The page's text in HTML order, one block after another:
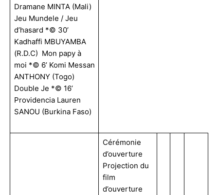
Dramane MINTA (Mali)
Jeu Mundele / Jeu
d’hasard *© 30’
Kadhaffi MBUYAMBA
(R.D.C) Mon papy à
moi *© 6’ Komi Messan
ANTHONY (Togo)
Double Je *© 16’
Providencia Lauren
SANOU (Burkina Faso)
Cérémonie
d’ouverture
Projection du
film
d’ouverture